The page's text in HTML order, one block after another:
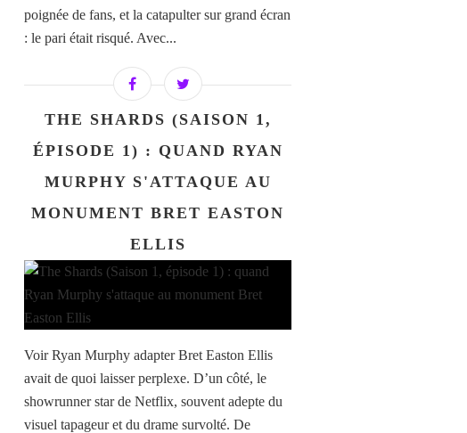
poignée de fans, et la catapulter sur grand écran
: le pari était risqué. Avec...
THE SHARDS (SAISON 1,
ÉPISODE 1) : QUAND RYAN
MURPHY S'ATTAQUE AU
MONUMENT BRET EASTON
ELLIS
Voir Ryan Murphy adapter Bret Easton Ellis
avait de quoi laisser perplexe. D’un côté, le
showrunner star de Netflix, souvent adepte du
visuel tapageur et du drame survolté. De